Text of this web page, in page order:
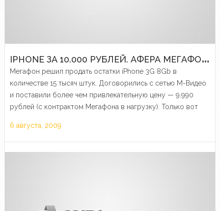
I
PHONE ЗА 10.000 РУБЛЕЙ. АФЕРА МЕГАФОНА И М-ВИДЕО
Мегафон решил продать остатки iPhone 3G 8Gb в
количестве 15 тысяч штук. Договорились с сетью М-Видео
и поставили более чем привлекательную цену — 9.990
рублей (с контрактом Мегафона в нагрузку). Только вот
6 августа, 2009